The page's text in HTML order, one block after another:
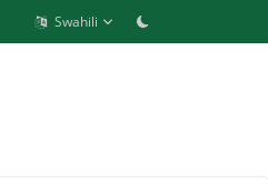
Swahili